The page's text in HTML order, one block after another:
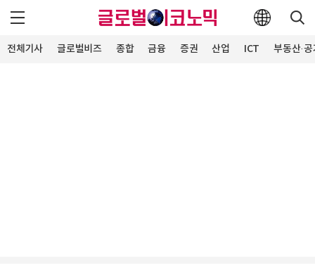
전체기사 글로벌비즈 종합 금융 증권 산업 ICT 부동산·